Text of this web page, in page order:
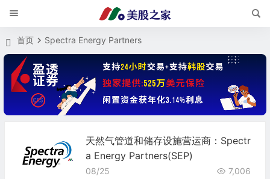
首页 Spectra Energy Partners
天然气管道和储存设施营运商：Spectr
a Energy Partners(SEP)
08/25 7,006